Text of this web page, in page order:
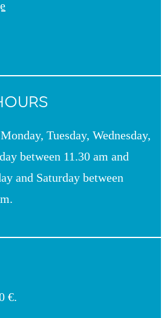
Tuesday, Wednesday,
between 11.30 am and
and Saturday between
€.